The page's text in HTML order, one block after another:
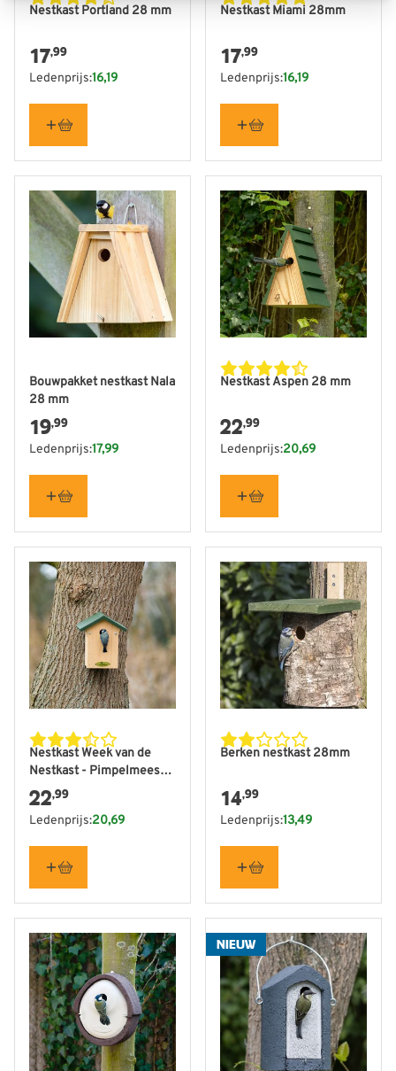
Nestkast Portland 28 mm
17,99
Ledenprijs:16,19
Nestkast Miami 28mm
17,99
Ledenprijs:16,19
Bouwpakket nestkast Nala
28 mm
19,99
Ledenprijs:17,99
Nestkast Aspen 28 mm
22,99
Ledenprijs:20,69
Nestkast Week van de
Nestkast - Pimpelmees
28 mm
22,99
Ledenprijs:20,69
Berken nestkast 28mm
14,99
Ledenprijs:13,49
NIEUW